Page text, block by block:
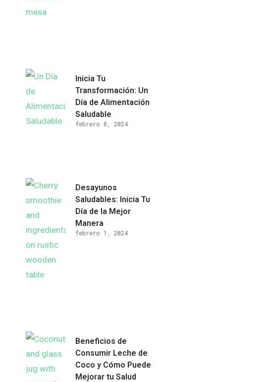
Inicia Tu
Transformación: Un
Día de Alimentación
Saludable
febrero 8, 2024
Desayunos
Saludables: Inicia Tu
Día de la Mejor
Manera
febrero 1, 2024
Beneficios de
Consumir Leche de
Coco y Cómo Puede
Mejorar tu Salud